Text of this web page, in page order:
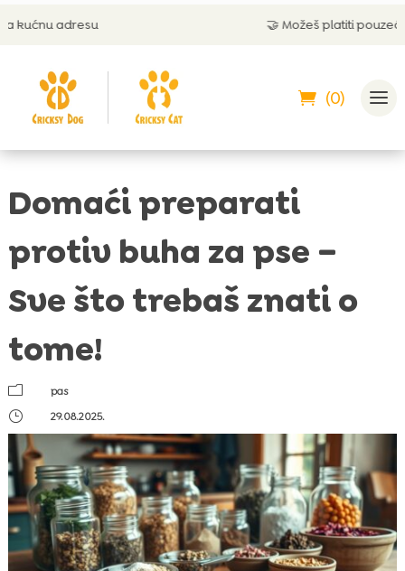
🤝 Možeš platiti pouzećem
(0)
Domaći preparati
protiv buha za pse –
Sve što trebaš znati o
tome!
m
pas
}
29.08.2025.